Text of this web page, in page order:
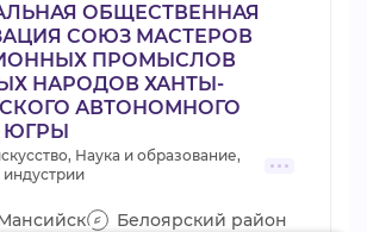
ОБЩЕСТВЕННАЯ
СОЮЗ МАСТЕРОВ
ПРОМЫСЛОВ
НАРОДОВ ХАНТЫ-
АВТОНОМНОГО
ЮГРЫ
Наука и образование,
Белоярский район